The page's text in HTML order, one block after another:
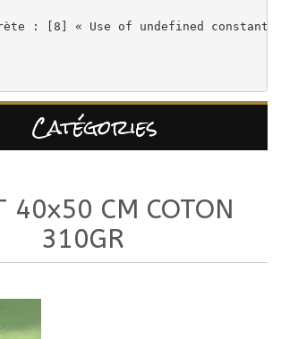
sur
instagram
sur
Facebook
: [8] « Use of undefined constant
Catégories
40x50 CM COTON
310GR